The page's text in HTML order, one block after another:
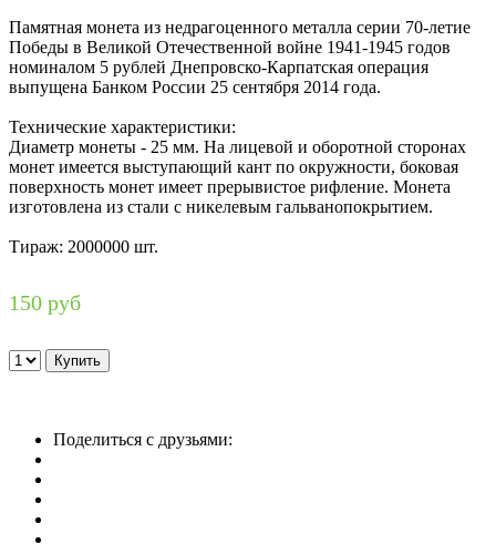
Памятная монета из недрагоценного металла серии 70-летие
Победы в Великой Отечественной войне 1941-1945 годов
номиналом 5 рублей Днепровско-Карпатская операция
выпущена Банком России 25 сентября 2014 года.
Технические характеристики:
Диаметр монеты - 25 мм. На лицевой и оборотной сторонах
монет имеется выступающий кант по окружности, боковая
поверхность монет имеет прерывистое рифление. Монета
изготовлена из стали с никелевым гальванопокрытием.
Тираж: 2000000 шт.
150 руб
Поделиться с друзьями: